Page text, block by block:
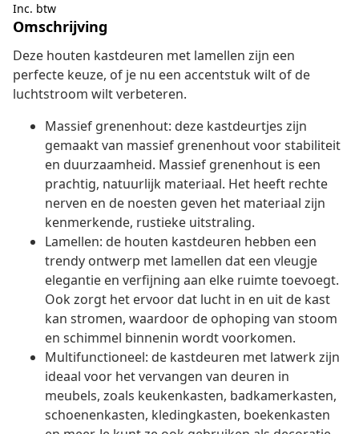
Inc. btw
Omschrijving
Deze houten kastdeuren met lamellen zijn een
perfecte keuze, of je nu een accentstuk wilt of de
luchtstroom wilt verbeteren.
Massief grenenhout: deze kastdeurtjes zijn
gemaakt van massief grenenhout voor stabiliteit
en duurzaamheid. Massief grenenhout is een
prachtig, natuurlijk materiaal. Het heeft rechte
nerven en de noesten geven het materiaal zijn
kenmerkende, rustieke uitstraling.
Lamellen: de houten kastdeuren hebben een
trendy ontwerp met lamellen dat een vleugje
elegantie en verfijning aan elke ruimte toevoegt.
Ook zorgt het ervoor dat lucht in en uit de kast
kan stromen, waardoor de ophoping van stoom
en schimmel binnenin wordt voorkomen.
Multifunctioneel: de kastdeuren met latwerk zijn
ideaal voor het vervangen van deuren in
meubels, zoals keukenkasten, badkamerkasten,
schoenenkasten, kledingkasten, boekenkasten